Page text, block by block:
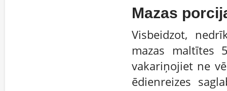
Mazas
Visbeidzot,
mazas maltītes
vakariņojiet ne
ēdienreizes